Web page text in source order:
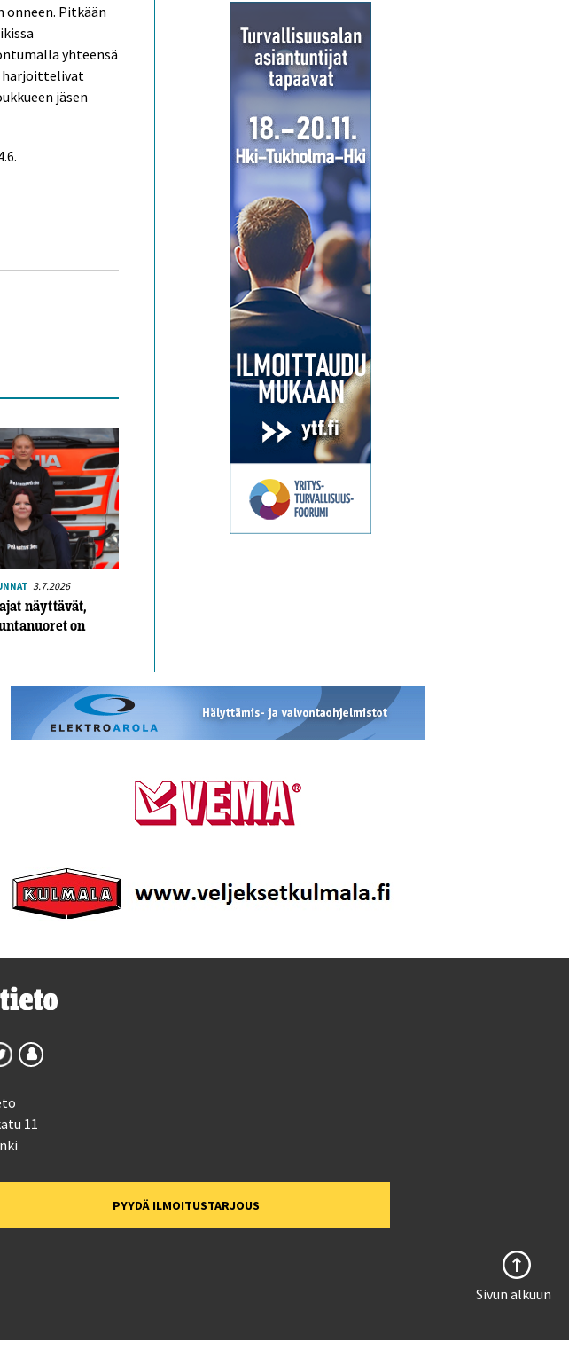
onneen. Pitkään
yhteensä
harjoittelivat
jäsen
3.7.2026
näyttävät,
on
11
PYYDÄ ILMOITUSTARJOUS
Sivun alkuun